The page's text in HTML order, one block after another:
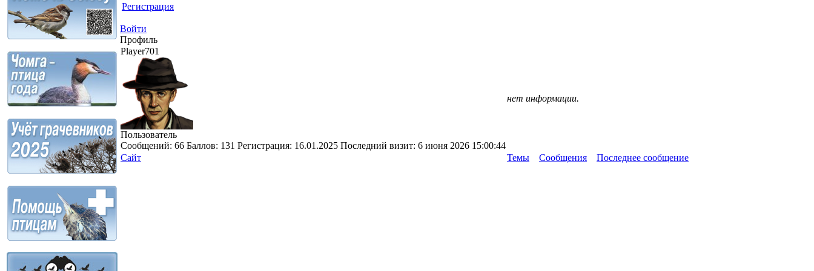
Регистрация
Войти
Профиль
Player701
Пользователь
Сообщений: 66 Баллов: 131 Регистрация: 16.01.2025 Последний визит: 6 июня 2026 15:00:44
нет информации.
Сайт Темы Сообщения Последнее сообщение